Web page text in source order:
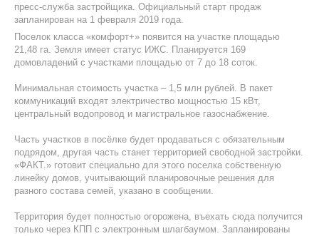
пресс-служба застройщика. Официальный старт продаж
запланирован на 1 февраля 2019 года.
Поселок класса «комфорт+» появится на участке площадью
21,48 га. Земля имеет статус ИЖС. Планируется 169
домовладений с участками площадью от 7 до 18 соток.
Минимальная стоимость участка – 1,5 млн рублей. В пакет
коммуникаций входят электричество мощностью 15 кВт,
центральный водопровод и магистральное газоснабжение.
Часть участков в посёлке будет продаваться с обязательным
подрядом, другая часть станет территорией свободной застройки.
«ФАКТ.» готовит специально для этого поселка собственную
линейку домов, учитывающий планировочные решения для
разного состава семей, указано в сообщении.
Территория будет полностью огорожена, въехать сюда получится
только через КПП с электронным шлагбаумом. Запланированы